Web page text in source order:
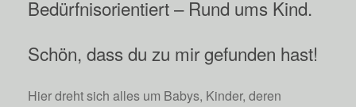
Bedürfnisorientiert – Rund ums Kind.
Schön, dass du zu mir gefunden hast!
Hier dreht sich alles um Babys, Kinder, deren